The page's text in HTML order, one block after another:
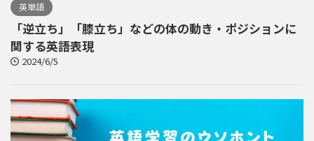
英単語
「逆立ち」「膝立ち」などの体の動き・ポジションに
関する英語表現
2024/6/5